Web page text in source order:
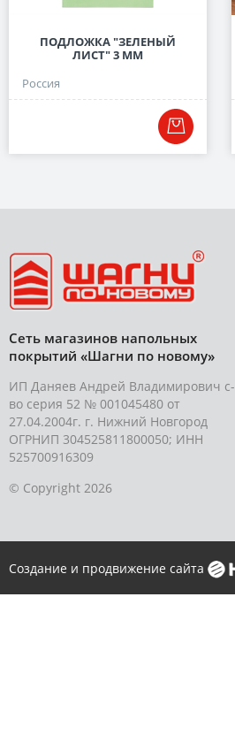
ПОДЛОЖКА "ЗЕЛЕНЫЙ
ЛИСТ" 3 ММ
Россия
Сеть магазинов напольных
покрытий «Шагни по новому»
ИП Даняев Андрей Владимирович с-
во серия 52 № 001045480 от
27.04.2004г. г. Нижний Новгород
ОГРНИП 304525811800050; ИНН
525700916309
© Copyright 2026
Создание и продвижение сайта